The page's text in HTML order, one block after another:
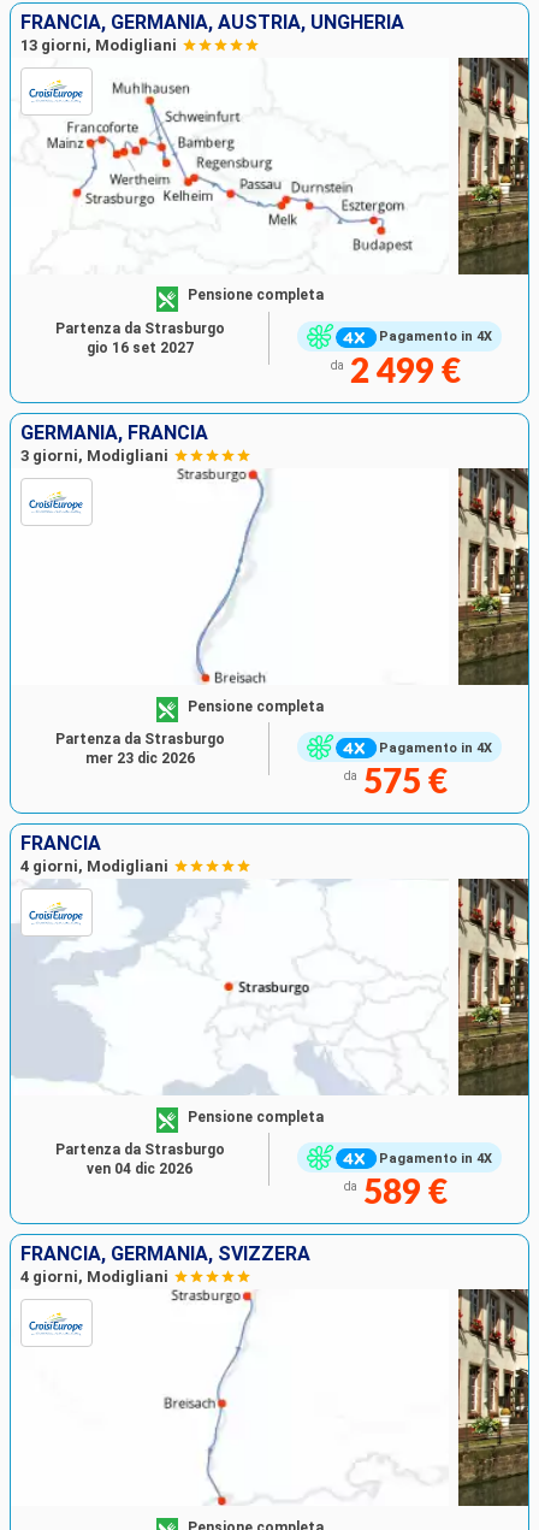
FRANCIA, GERMANIA, AUSTRIA, UNGHERIA
13 giorni, Modigliani
Pagamento in 4X
Pensione completa
da 2 499 €
Partenza da Strasburgo
gio 16 set 2027
GERMANIA, FRANCIA
3 giorni, Modigliani
Pagamento in 4X
Pensione completa
da 575 €
Partenza da Strasburgo
mer 23 dic 2026
FRANCIA
4 giorni, Modigliani
Pagamento in 4X
Pensione completa
da 589 €
Partenza da Strasburgo
ven 04 dic 2026
FRANCIA, GERMANIA, SVIZZERA
4 giorni, Modigliani